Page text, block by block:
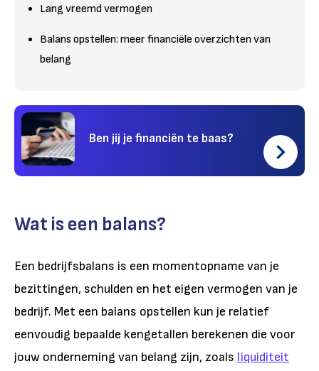
Lang vreemd vermogen
Balans opstellen: meer financiële overzichten van
belang
Ben jij je financiën te baas?
Wat is een balans?
Een bedrijfsbalans is een momentopname van je
bezittingen, schulden en het eigen vermogen van je
bedrijf. Met een balans opstellen kun je relatief
eenvoudig bepaalde kengetallen berekenen die voor
jouw onderneming van belang zijn, zoals liquiditeit